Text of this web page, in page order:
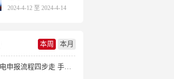
2024-4-12 至 2024-4-14
本周 本月
安装光伏发电申报流程四步走 手把手教你装起光伏电站